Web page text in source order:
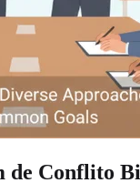
de Conflito